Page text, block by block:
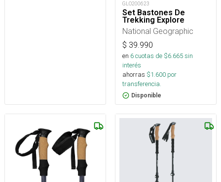
GLO200623
Set Bastones De
Trekking Explore
National Geographic
$ 39.990
en 6cuotas de $6.665sin
interés
ahorras $1.600 por
transferencia.
Disponible